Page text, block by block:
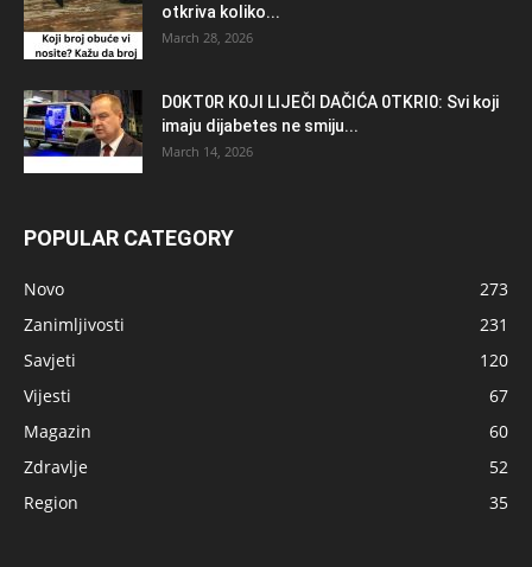
otkriva koliko...
March 28, 2026
D0KT0R K0Jl LlJEČl DAČlĆA 0TKRl0: Svi koji
imaju dijabetes ne smiju...
March 14, 2026
POPULAR CATEGORY
Novo
273
Zanimljivosti
231
Savjeti
120
Vijesti
67
Magazin
60
Zdravlje
52
Region
35